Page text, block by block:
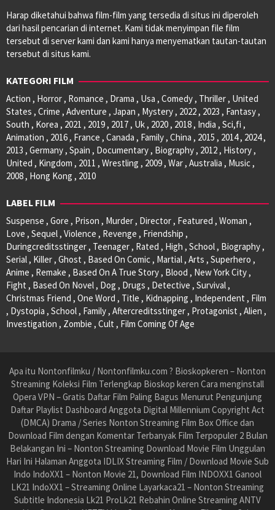
Harap diketahui bahwa film-film yang tersedia di situs ini diperoleh
dari hasil pencarian di internet. Kami tidak menyimpan file film
tersebut di server kami dan kami hanya menyematkan tautan-tautan
tersebut di situs kami.
KATEGORI FILM
Action , Horror , Romance , Drama , Usa , Comedy , Thriller , United
States , Crime , Adventure , Japan , Mystery , 2022 , 2023 , Fantasy ,
South , Korea , 2021 , 2019 , 2017 , Uk , 2020 , 2018 , India , Sci,fi ,
Animation , 2016 , France , Canada , Family , China , 2015 , 2014 , 2024 ,
2013 , Germany , Spain , Documentary , Biography , 2012 , History ,
United , Kingdom , 2011 , Wrestling , 2009 , War , Australia , Music ,
2008 , Hong Kong , 2010
LABEL FILM
Suspense , Gore , Prison , Murder , Director , Featured , Woman ,
Love , Sequel , Violence , Revenge , Friendship ,
Duringcreditsstinger , Teenager , Rated , High , School , Biography ,
Serial , Killer , Ghost , Based On Comic , Martial , Arts , Superhero ,
Anime , Remake , Based On A True Story , Blood , New York City ,
Fight , Based On Novel , Dog , Drugs , Detective , Survival ,
Christmas Friend , One Word , Title , Kidnapping , Independent , Film
, Dystopia , School , Family , Aftercreditsstinger , Protagonist , Alien ,
Investigation , Zombie , Cult , Film Coming Of Age
Apa itu Nontonfilmku / Nontonfilmku.com ? Bioskopkeren – Nonton
Streaming Koleksi Film Terlengkap Bioskop keren Cara menginstall
Opera VPN – Gratis Daftar Film Paling Bagus Menurut Pengunjung
Daftar Playlist Dashboard Anggota Digital Millennium Copyright Act
(DMCA) Drama / Series Nonton Streaming Film Box Office dan
Download Film dengan Komentar Terbanyak Film Terpopuler 2 Bulan
Belakangan Ini – Nonton Streaming Download Movie Film Unggulan
Hari Ini Halaman Anggota IDLIX Streaming Film / Download Movie Sub
Indo IndoXX1 – Nonton Movie 21, Download Film INDOXX1 Ganool
LK21 IndoXX1 – Streaming Online Layarkaca21 – Nonton Streaming
Subtitle Indonesia Lk21 ProLk21 Rebahin Online Streaming ANTV